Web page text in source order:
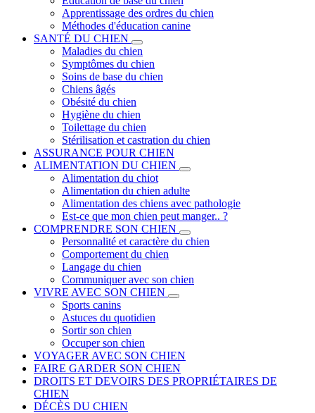
Apprentissage des ordres du chien
Méthodes d'éducation canine
SANTÉ DU CHIEN
Maladies du chien
Symptômes du chien
Soins de base du chien
Chiens âgés
Obésité du chien
Hygiène du chien
Toilettage du chien
Stérilisation et castration du chien
ASSURANCE POUR CHIEN
ALIMENTATION DU CHIEN
Alimentation du chiot
Alimentation du chien adulte
Alimentation des chiens avec pathologie
Est-ce que mon chien peut manger.. ?
COMPRENDRE SON CHIEN
Personnalité et caractère du chien
Comportement du chien
Langage du chien
Communiquer avec son chien
VIVRE AVEC SON CHIEN
Sports canins
Astuces du quotidien
Sortir son chien
Occuper son chien
VOYAGER AVEC SON CHIEN
FAIRE GARDER SON CHIEN
DROITS ET DEVOIRS DES PROPRIÉTAIRES DE
CHIEN
DÉCÈS DU CHIEN